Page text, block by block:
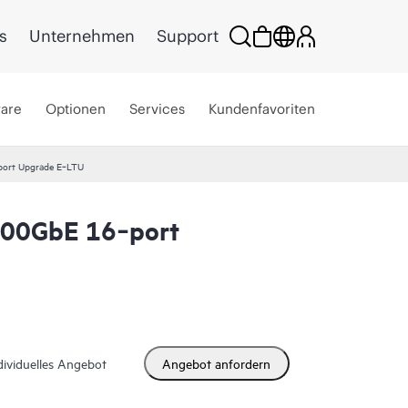
Unternehmen Support
Optionen Services Kundenfavoriten
Upgrade E‑LTU
16‑port
Angebot Angebot anfordern